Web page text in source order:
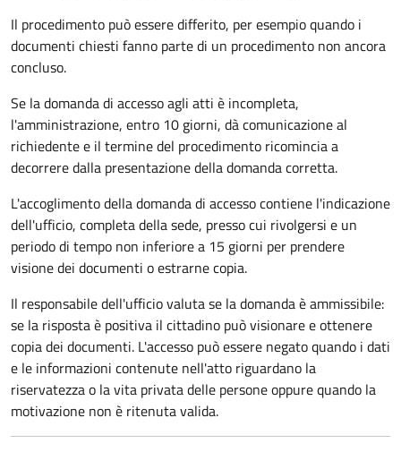
Il procedimento può essere differito, per esempio quando i
documenti chiesti fanno parte di un procedimento non ancora
concluso.
Se la domanda di accesso agli atti è incompleta,
l'amministrazione, entro 10 giorni, dà comunicazione al
richiedente e il termine del procedimento ricomincia a
decorrere dalla presentazione della domanda corretta.
L'accoglimento della domanda di accesso contiene l'indicazione
dell'ufficio, completa della sede, presso cui rivolgersi e un
periodo di tempo non inferiore a 15 giorni per prendere
visione dei documenti o estrarne copia.
Il responsabile dell'ufficio valuta se la domanda è ammissibile:
se la risposta è positiva il cittadino può visionare e ottenere
copia dei documenti. L'accesso può essere negato quando i dati
e le informazioni contenute nell'atto riguardano la
riservatezza o la vita privata delle persone oppure quando la
motivazione non è ritenuta valida.